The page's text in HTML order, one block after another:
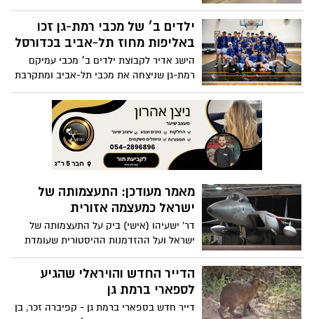
מאמר מעודכן: התעצמותה של
ישראל כמעצמה אזורית
דר' ישעיהו (אישי) ביק על התעצמותה של
ישראל ועל ההזדמנות ההיסטורית שעומדת
הדייר החדש והויראלי שהגיע
לספארי ברמת גן
דייר חדש בספארי ברמת גן - קפיברה זכר, בן
9 חודשים, הגיע מגן חיות בצ׳כיה
תלמידים מתיכון בליך אושפזו
במהלך טיול בנגב בחשד להרעלת
קיבה
במהלך טיול של שכבת כיתות י׳ בנגב, פונו 9
חשד לאונס בחניון במרכז המסחרי
במרום נווה
צעירה התלוננה כי צעיר להם היכרות